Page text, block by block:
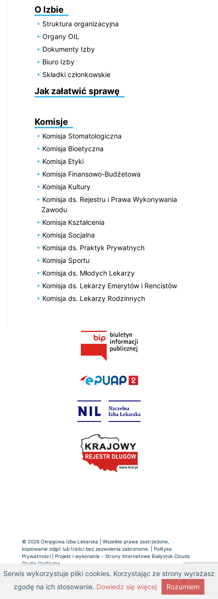
O Izbie
Struktura organizacyjna
Organy OIL
Dokumenty Izby
Biuro Izby
Składki członkowskie
Jak załatwić sprawę
Komisje
Komisja Stomatologiczna
Komisja Bioetyczna
Komisja Etyki
Komisja Finansowo-Budżetowa
Komisja Kultury
Komisja ds. Rejestru i Prawa Wykonywania
Zawodu
Komisja Kształcenia
Komisja Socjalna
Komisja ds. Praktyk Prywatnych
Komisja Sportu
Komisja ds. Młodych Lekarzy
Komisja ds. Lekarzy Emerytów i Rencistów
Komisja ds. Lekarzy Rodzinnych
© 2026 Okręgowa Izba Lekarska | Wszelkie prawa zastrzeżone,
kopiowanie zdjęć lub treści bez zezwolenia zabronione. | Polityka
Prywatności | Projekt i wykonanie - Strony internetowe Białystok Clouds
Studio Graficzne
Serwis wykorzystuje pliki cookies. Korzystając ze strony wyrażasz
zgodę na ich stosowanie. Dowiedz się więcej Rozumiem